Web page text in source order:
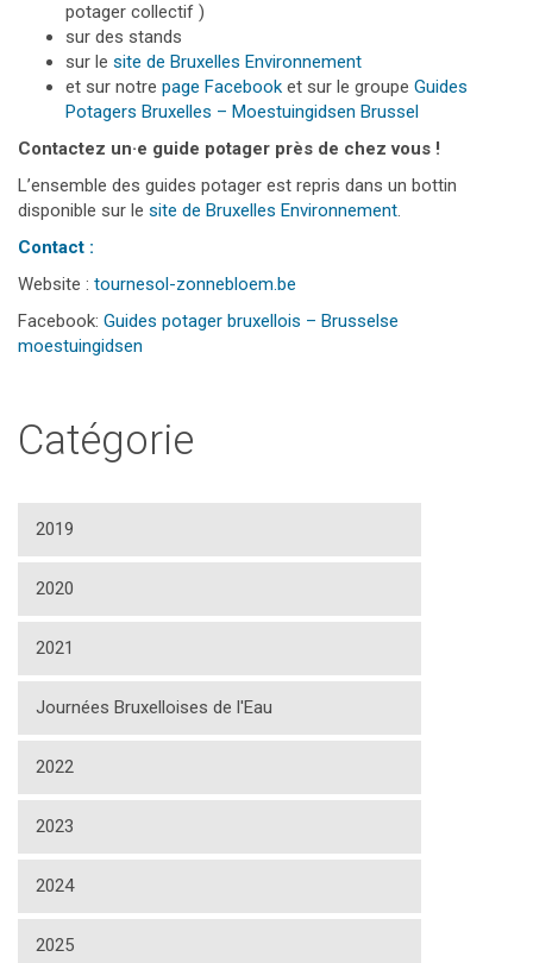
potager collectif )
sur des stands
sur le site de Bruxelles Environnement
et sur notre page Facebook et sur le groupe Guides
Potagers Bruxelles – Moestuingidsen Brussel
Contactez un·e guide potager près de chez vous !
L’ensemble des guides potager est repris dans un bottin
disponible sur le site de Bruxelles Environnement.
Contact :
Website : tournesol-zonnebloem.be
Facebook: Guides potager bruxellois – Brusselse
moestuingidsen
Catégorie
2019
2020
2021
Journées Bruxelloises de l'Eau
2022
2023
2024
2025